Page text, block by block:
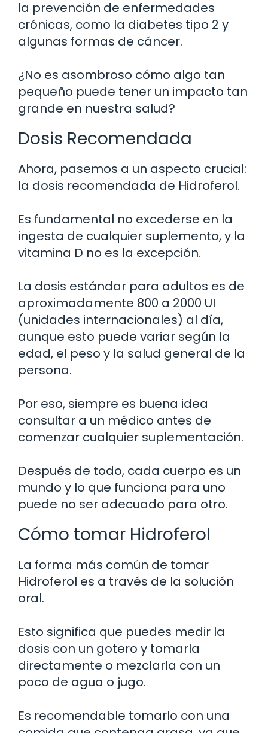
la prevención de enfermedades
crónicas, como la diabetes tipo 2 y
algunas formas de cáncer.
¿No es asombroso cómo algo tan
pequeño puede tener un impacto tan
grande en nuestra salud?
Dosis Recomendada
Ahora, pasemos a un aspecto crucial:
la dosis recomendada de Hidroferol.
Es fundamental no excederse en la
ingesta de cualquier suplemento, y la
vitamina D no es la excepción.
La dosis estándar para adultos es de
aproximadamente 800 a 2000 UI
(unidades internacionales) al día,
aunque esto puede variar según la
edad, el peso y la salud general de la
persona.
Por eso, siempre es buena idea
consultar a un médico antes de
comenzar cualquier suplementación.
Después de todo, cada cuerpo es un
mundo y lo que funciona para uno
puede no ser adecuado para otro.
Cómo tomar Hidroferol
La forma más común de tomar
Hidroferol es a través de la solución
oral.
Esto significa que puedes medir la
dosis con un gotero y tomarla
directamente o mezclarla con un
poco de agua o jugo.
Es recomendable tomarlo con una